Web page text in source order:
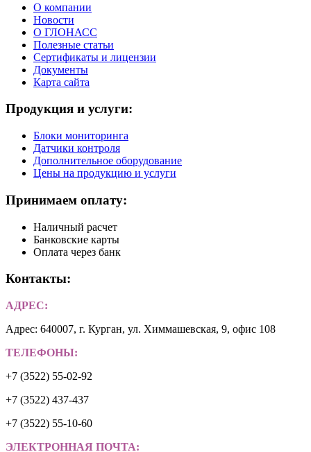
О компании
Новости
О ГЛОНАСС
Полезные статьи
Сертификаты и лицензии
Документы
Карта сайта
Продукция и услуги:
Блоки мониторинга
Датчики контроля
Дополнительное оборудование
Цены на продукцию и услуги
Принимаем оплату:
Наличный расчет
Банковские карты
Оплата через банк
Контакты:
АДРЕС:
Адрес: 640007, г. Курган, ул. Химмашевская, 9, офис 108
ТЕЛЕФОНЫ:
+7 (3522) 55-02-92
+7 (3522) 437-437
+7 (3522) 55-10-60
ЭЛЕКТРОННАЯ ПОЧТА: